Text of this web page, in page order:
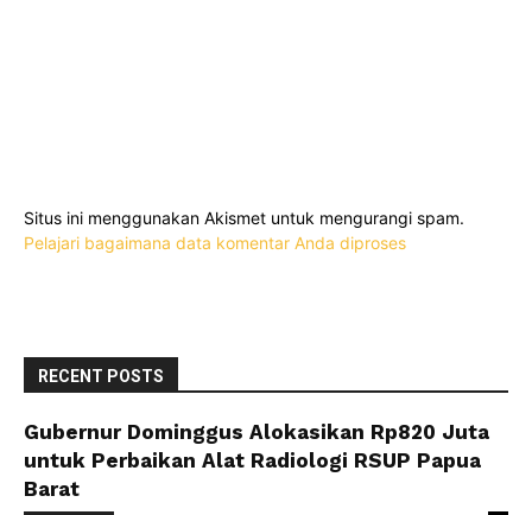
Situs ini menggunakan Akismet untuk mengurangi spam.
Pelajari bagaimana data komentar Anda diproses
RECENT POSTS
Gubernur Dominggus Alokasikan Rp820 Juta
untuk Perbaikan Alat Radiologi RSUP Papua
Barat